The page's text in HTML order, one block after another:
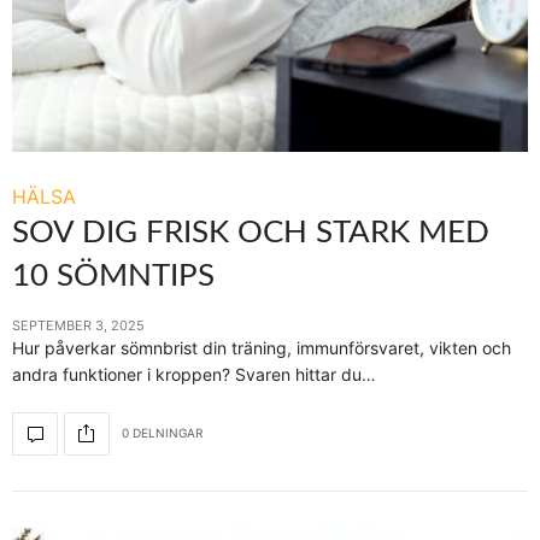
HÄLSA
SOV DIG FRISK OCH STARK MED
10 SÖMNTIPS
SEPTEMBER 3, 2025
Hur påverkar sömnbrist din träning, immunförsvaret, vikten och
andra funktioner i kroppen? Svaren hittar du…
0 DELNINGAR